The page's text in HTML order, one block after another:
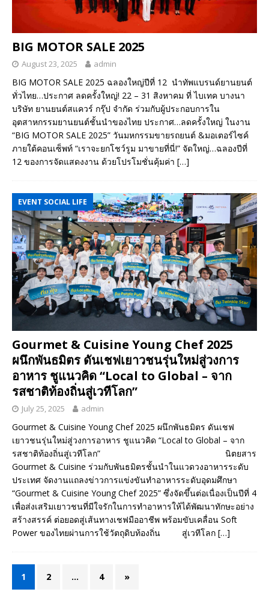
BIG MOTOR SALE 2025
August 23, 2025 admin
BIG MOTOR SALE 2025 ฉลองใหญ่ปีที่ 12 นำทัพแบรนด์ยานยนต์
ทั่วไทย…ประกาศ ลดครั้งใหญ่! 22 – 31 สิงหาคม ที่ ไบเทค บางนา
บริษัท ยานยนต์สแควร์ กรุ๊ป จำกัด ร่วมกับผู้ประกอบการใน
อุตสาหกรรมยานยนต์ชั้นนำของไทย ประกาศ…ลดครั้งใหญ่ ในงาน
“BIG MOTOR SALE 2025” วันมหกรรมขายรถยนต์ &มอเตอร์ไซค์
ภายใต้คอนเซ็พท์ “เราจะยกโชว์รูม มาขายที่นี่!” จัดใหญ่…ฉลองปีที่
12 ของการจัดแสดงงาน ด้วยโปรโมชั่นคุ้มค่า […]
EVENT SOCIAL LIFE
Gourmet & Cuisine Young Chef 2025
ผนึกพันธมิตร ดันเชฟเยาวชนรุ่นใหม่สู่วงการ
อาหาร ชูแนวคิด “Local to Global – จาก
รสชาติท้องถิ่นสู่เวทีโลก”
July 25, 2025 admin
Gourmet & Cuisine Young Chef 2025 ผนึกพันธมิตร ดันเชฟ
เยาวชนรุ่นใหม่สู่วงการอาหาร ชูแนวคิด “Local to Global – จาก
รสชาติท้องถิ่นสู่เวทีโลก” นิตยสาร
Gourmet & Cuisine ร่วมกับพันธมิตรชั้นนำในแวดวงอาหารระดับ
ประเทศ จัดงานแถลงข่าวการแข่งขันทำอาหารระดับอุดมศึกษา
“Gourmet & Cuisine Young Chef 2025” ซึ่งจัดขึ้นต่อเนื่องเป็นปีที่ 4
เพื่อส่งเสริมเยาวชนที่มีใจรักในการทำอาหารให้ได้พัฒนาทักษะอย่าง
สร้างสรรค์ ต่อยอดสู่เส้นทางเชฟมืออาชีพ พร้อมขับเคลื่อน Soft
Power ของไทยผ่านการใช้วัตถุดิบท้องถิ่น สู่เวทีโลก […]
1 2 … 4 »